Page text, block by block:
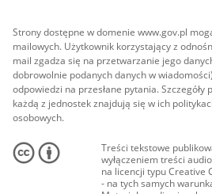
Strony dostępne w domenie www.gov.pl
mailowych. Użytkownik korzystający z
mail zgadza się na przetwarzanie jego
dobrowolnie podanych danych w
odpowiedzi na przesłane pytania.
każdą z jednostek znajdują się w ich
osobowych.
Treści tekstowe
wyłączeniem treści
na licencji typu Creative
- na tych samych